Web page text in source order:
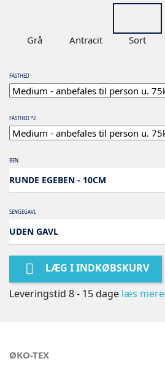
Grå Antracit Sort
FASTHED
FASTHED *2
BEN
RUNDE EGEBEN - 10CM
SENGEGAVL
UDEN GAVL
 LÆG I INDKØBSKURV
Leveringstid 8 - 15 dage læs mere
ØKO-TEX